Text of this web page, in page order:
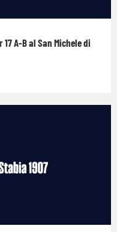
A-B al San Michele di